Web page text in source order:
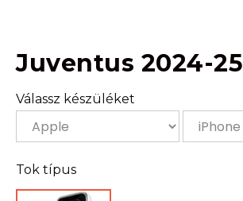
Juventus 2024-25
Válassz készüléket
Tok típus